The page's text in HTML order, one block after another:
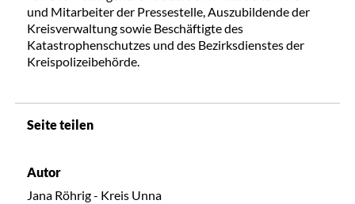
und Mitarbeiter der Pressestelle, Auszubildende der
Kreisverwaltung sowie Beschäftigte des
Katastrophenschutzes und des Bezirksdienstes der
Kreispolizeibehörde.
Seite teilen
Autor
Jana Röhrig - Kreis Unna